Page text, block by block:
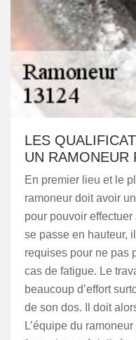
LES
UN RAMONEUR
En premier lieu et le
ramoneur doit avoir
pour pouvoir
se passe en hauteur,
requises pour ne pas
cas de fatigue. Le
beaucoup d’effort
de son dos. Il doit
L’équipe du